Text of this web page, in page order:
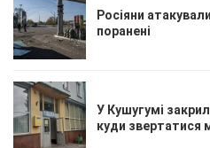
Росіяни
поранені
У Кушугумі
куди звертатися